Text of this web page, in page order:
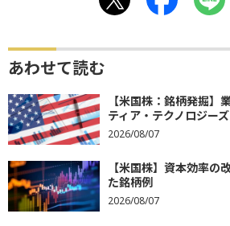
あわせて読む
【米国株：銘柄発掘】
ティア・テクノロジー
2026/08/07
【米国株】資本効率の
た銘柄例
2026/08/07